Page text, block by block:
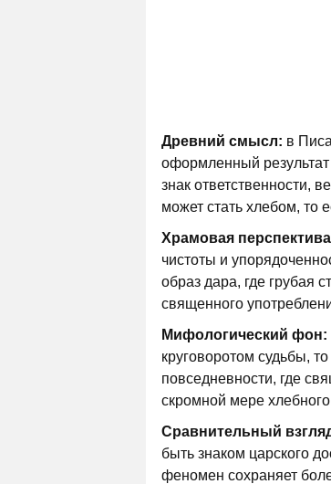
Древний смысл: в
оформленный результат
знак ответственности,
может стать хлебом, то
Храмовая
чистоты и
образ дара, где грубая
священного
Мифологический фон:
круговоротом судьбы,
повседневности, где
скромной мере хлебного
Сравнительный
быть знаком царского
феномен сохраняет